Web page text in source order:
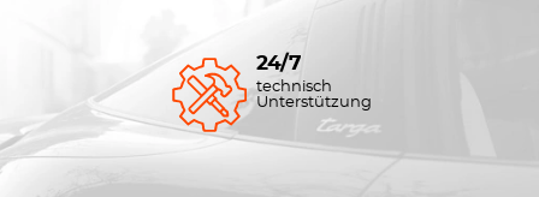
24/7
technisch
Unterstützung